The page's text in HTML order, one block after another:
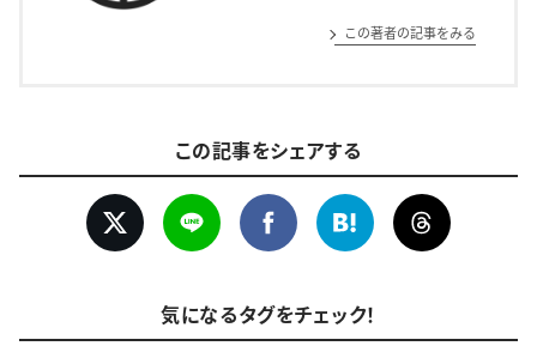
この著者の記事をみる
この記事をシェアする
気になるタグをチェック！